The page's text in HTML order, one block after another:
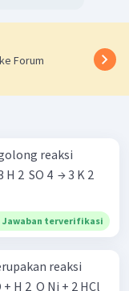
Forum
reaksi
Jawaban terverifikasi
reaksi